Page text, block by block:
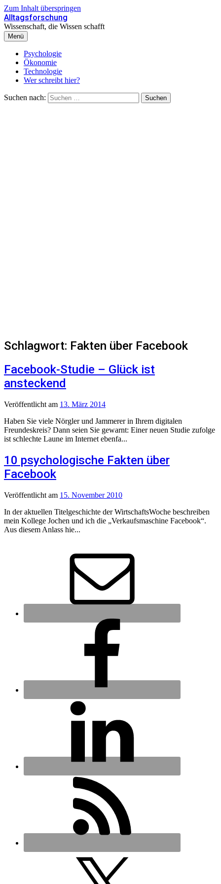
Zum Inhalt überspringen
Alltagsforschung
Wissenschaft, die Wissen schafft
Menü
Psychologie
Ökonomie
Technologie
Wer schreibt hier?
Suchen nach:
Schlagwort: Fakten über Facebook
Facebook-Studie – Glück ist
ansteckend
Veröffentlicht am 13. März 2014
Haben Sie viele Nörgler und Jammerer in Ihrem digitalen
Freundeskreis? Dann seien Sie gewarnt: Einer neuen Studie zufolge
ist schlechte Laune im Internet ebenfa...
10 psychologische Fakten über
Facebook
Veröffentlicht am 15. November 2010
In der aktuellen Titelgeschichte der WirtschaftsWoche beschreiben
mein Kollege Jochen und ich die „Verkaufsmaschine Facebook“.
Aus diesem Anlass hie...